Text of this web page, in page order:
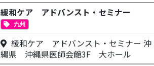
緩和ケア アドバンスト・セミナー
九州
緩和ケア アドバンスト・セミナー 沖
縄県 沖縄県医師会館3F 大ホール